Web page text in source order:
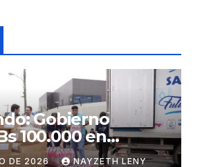
Gobierno
100.000 en
afectados
DE 2026 NAYZETH LENY